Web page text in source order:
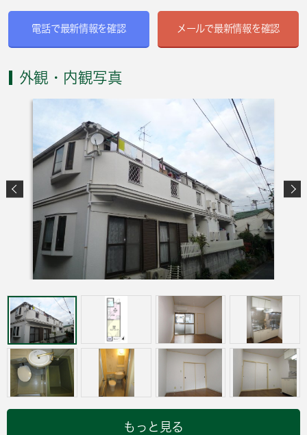
電話で最新情報を確認 メールで最新情報を確認
外観・内観写真
もっと見る